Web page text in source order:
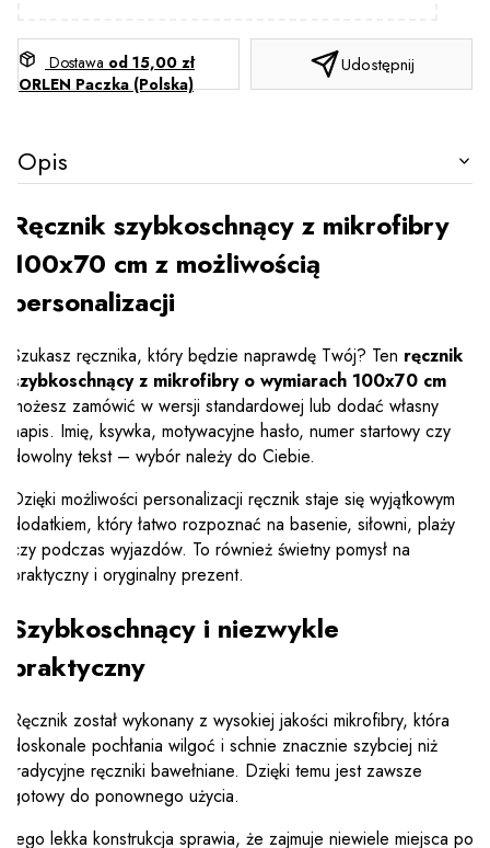
Dostawa od 15,00 zł
ORLEN Paczka (Polska)
Udostępnij
Opis
Ręcznik szybkoschnący z mikrofibry
100x70 cm z możliwością
personalizacji
Szukasz ręcznika, który będzie naprawdę Twój? Ten ręcznik
szybkoschnący z mikrofibry o wymiarach 100x70 cm
możesz zamówić w wersji standardowej lub dodać własny
napis. Imię, ksywka, motywacyjne hasło, numer startowy czy
dowolny tekst – wybór należy do Ciebie.
Dzięki możliwości personalizacji ręcznik staje się wyjątkowym
dodatkiem, który łatwo rozpoznać na basenie, siłowni, plaży
czy podczas wyjazdów. To również świetny pomysł na
praktyczny i oryginalny prezent.
Szybkoschnący i niezwykle
praktyczny
Ręcznik został wykonany z wysokiej jakości mikrofibry, która
doskonale pochłania wilgoć i schnie znacznie szybciej niż
tradycyjne ręczniki bawełniane. Dzięki temu jest zawsze
gotowy do ponownego użycia.
Jego lekka konstrukcja sprawia, że zajmuje niewiele miejsca po